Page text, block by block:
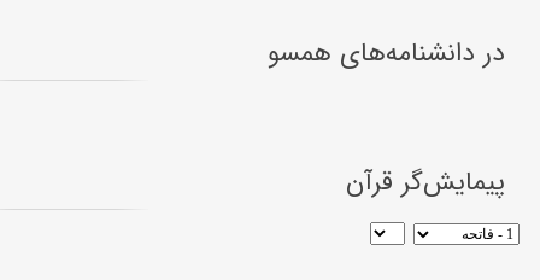
در دانشنامه‌های همسو
پیمایش‌گر قرآن